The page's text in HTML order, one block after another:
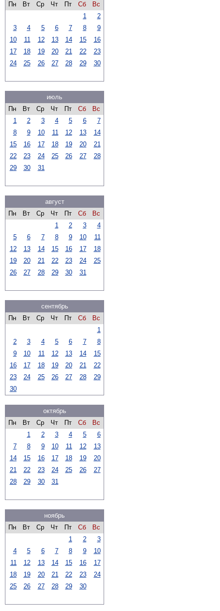
Пн
Вт Ср Чт Пт Сб
Вс
1
2
3
4 5 6 7 8
9
10
11 12 13 14 15
16
17
18 19 20 21 22
23
24
25 26 27 28 29 30
июль
Пн
Вт Ср Чт Пт Сб
Вс
1
2 3 4 5 6
7
8
9 10 11 12 13
14
15
16 17 18 19 20
21
22
23 24 25 26 27
28
29
30 31
август
Пн
Вт Ср Чт Пт Сб
Вс
1
2 3
4
5
6 7 8 9 10
11
12
13 14 15 16 17
18
19
20 21 22 23 24
25
26
27 28 29 30 31
сентябрь
Пн
Вт Ср Чт Пт Сб
Вс
1
2
3 4 5 6 7
8
9
10 11 12 13 14
15
16
17 18 19 20 21
22
23
24 25 26 27 28
29
30
октябрь
Пн
Вт Ср Чт Пт Сб
Вс
1
2 3 4 5
6
7
8 9 10 11 12
13
14
15 16 17 18 19
20
21
22 23 24 25 26
27
28
29 30 31
ноябрь
Пн
Вт Ср Чт Пт Сб
Вс
1
2
3
4
5 6 7 8 9
10
11
12 13 14 15 16
17
18
19 20 21 22 23
24
25
26 27 28 29 30